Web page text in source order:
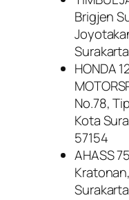
Brigjen
HONDA
No.78,
Kota
57154
AHASS